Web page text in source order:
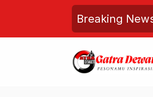
Breaking
Kalibrasi Ulang
Kura Kura Bali Menuju